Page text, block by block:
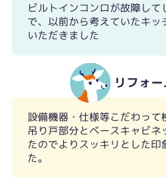
ビルトインコンロが故障し
で、以前から考えていたキ
いただきました
リフォ
設備機器・仕様等こだわって
吊り戸部分とベースキャビ
たのでよりスッキリとした印
た。